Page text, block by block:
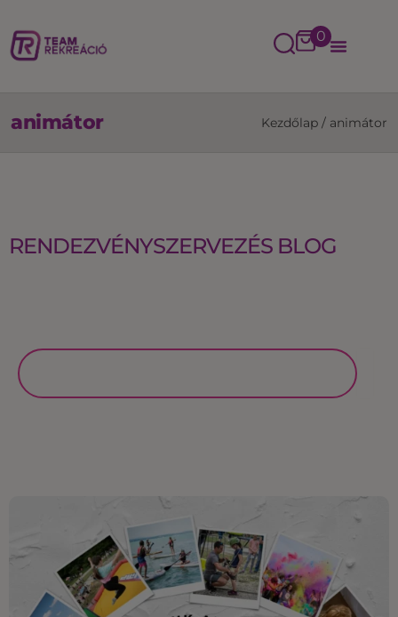
0
animátor Kezdőlap / animátor
RENDEZVÉNYSZERVEZÉS BLOG